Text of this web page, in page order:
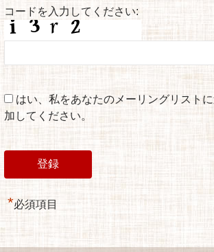
コードを入力してください:
はい、私をあなたのメーリングリストに
加してください。
*必須項目